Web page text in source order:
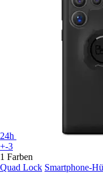
24h
+-3
1 Farben
Quad Lock Smartphone-